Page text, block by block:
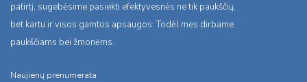
patirtį, sugebėsime pasiekti efektyvesnės ne tik paukščių,
bet kartu ir visos gamtos apsaugos. Todėl mes dirbame
paukščiams bei žmonėms.
Naujienų prenumerata